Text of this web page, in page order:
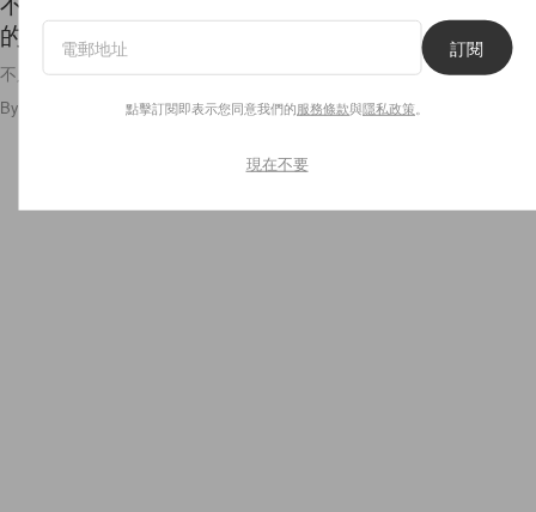
的 Nike Tee 究竟有什麼魅力？
不只第一眼吸睛，了解背後意義又更喜歡了！
By 2020年8月18日
訂閱
點擊訂閱即表示您同意我們的服務條款與隱私政策
現在不要